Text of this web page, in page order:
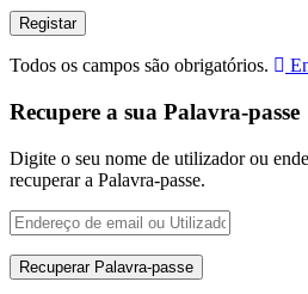
Todos os campos são obrigatórios.
Recupere a sua Palavra-passe
Digite o seu nome de utilizador ou
recuperar a Palavra-passe.